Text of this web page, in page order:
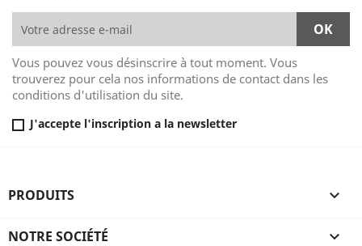
Vous pouvez vous désinscrire à tout moment. Vous
trouverez pour cela nos informations de contact dans les
conditions d'utilisation du site.
J'accepte l'inscription a la newsletter
PRODUITS 
NOTRE SOCIÉTÉ 